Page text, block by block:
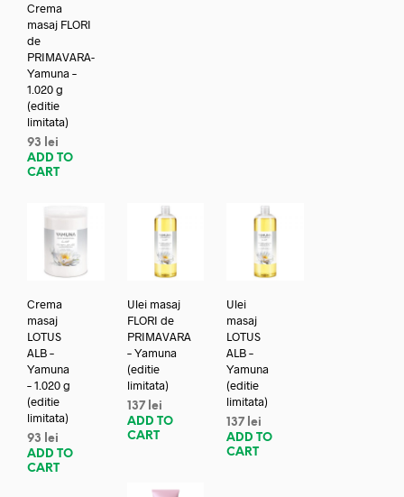
Crema
masaj FLORI
de
PRIMAVARA-
Yamuna –
1.020 g
(editie
limitata)
93
lei
ADD TO
CART
Crema
masaj
LOTUS
ALB –
Yamuna
– 1.020 g
(editie
limitata)
93
lei
ADD TO
CART
Ulei masaj
FLORI de
PRIMAVARA
– Yamuna
(editie
limitata)
137 lei
ADD TO
CART
Ulei
masaj
LOTUS
ALB –
Yamuna
(editie
limitata)
137 lei
ADD TO
CART